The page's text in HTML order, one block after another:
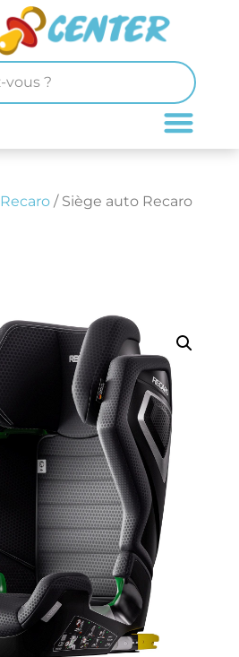
Recaro/ Siège auto Recaro